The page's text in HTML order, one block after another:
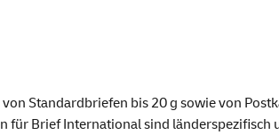
Standardbriefen bis 20 g sowie von
für Brief International sind länderspezifisch